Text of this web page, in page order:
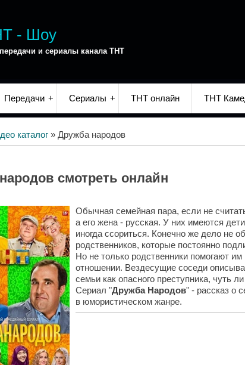
- Шоу
и сериалы канала ТНТ
Передачи Сериалы ТНТ онлайн ТНТ
каталог » Дружба народов
смотреть онлайн
Обычная семейная пара, если не
а его жена - русская. У них имеются
иногда ссориться. Конечно же дело не
родственников, которые постоянно
Но не только родственники помогают
отношении. Вездесущие соседи
семьи как опасного преступника, чуть
Сериал "Дружба Народов" - рассказ о
в юмористическом жанре.